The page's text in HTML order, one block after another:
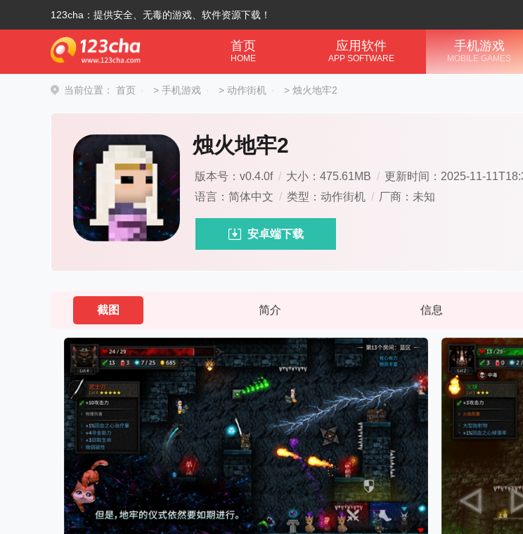
123cha：提供安全、无毒的游戏、软件资源下载！
首页
HOME
应用软件
APP SOFTWARE
手机游戏
MOBILE GAMES
当前位置： 首页 > 手机游戏 > 动作街机 > 烛火地牢2
烛火地牢2
版本号：v0.4.0f / 大小：475.61MB / 更新时间：2025-11-
语言：简体中文 / 类型：动作街机 / 厂商：未知
安卓端下载
截图 简介 信息